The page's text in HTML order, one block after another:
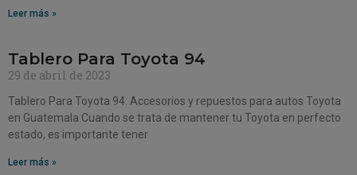
Leer más »
Tablero Para Toyota 94
29 de abril de 2023
Tablero Para Toyota 94: Accesorios y repuestos para autos Toyota
en Guatemala Cuando se trata de mantener tu Toyota en perfecto
estado, es importante tener
Leer más »